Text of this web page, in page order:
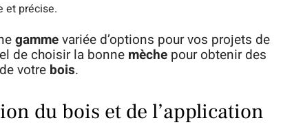
et précise.
gammevariée d’options pour vos projets de
de choisir la bonne mèche pour obtenir des
votre bois.
du bois et de l’application